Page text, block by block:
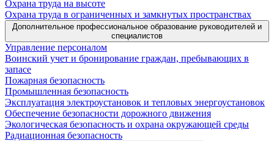
Охрана труда на высоте
Охрана труда в ограниченных и замкнутых пространствах
Дополнительное профессиональное образование руководителей и
специалистов
Управление персоналом
Воинский учет и бронирование граждан, пребывающих в
запасе
Пожарная безопасность
Промышленная безопасность
Эксплуатация электроустановок и тепловых энергоустановок
Обеспечение безопасности дорожного движения
Экологическая безопасность и охрана окружающей среды
Радиационная безопасность